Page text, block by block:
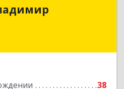
38
Владимир
Подробнее